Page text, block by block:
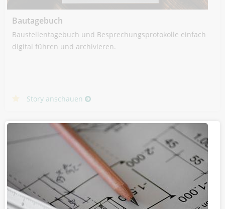
Bautagebuch
Baustellentagebuch und Besprechungsprotokolle einfach
digital führen und archivieren.
Story anschauen